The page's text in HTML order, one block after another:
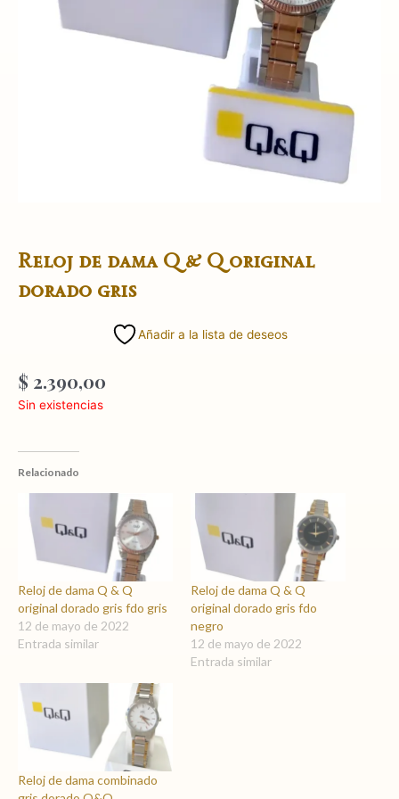
Reloj de dama Q & Q original
dorado gris
Añadir a la lista de deseos
$ 2.390,00
Sin existencias
Relacionado
Reloj de dama Q & Q
original dorado gris fdo gris
12 de mayo de 2022
Entrada similar
Reloj de dama Q & Q
original dorado gris fdo
negro
12 de mayo de 2022
Entrada similar
Reloj de dama combinado